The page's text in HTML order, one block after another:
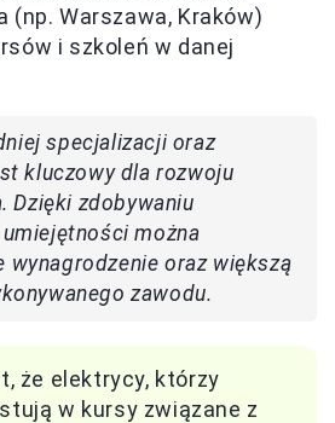
(np. Warszawa, Kraków)
i szkoleń w danej
specjalizacji oraz
kluczowy dla rozwoju
Dzięki zdobywaniu
można
wynagrodzenie oraz większą
zawodu.
że elektrycy, którzy
w kursy związane z